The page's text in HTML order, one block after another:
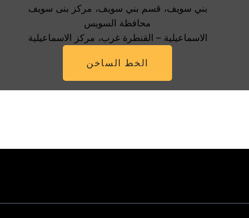
بني سويف، قسم بني سويف، مركز بنى سويف
محافظة السويس
الاسماعيلية – القنطرة غرب، مركز الاسماعيلية
الخط الساخن